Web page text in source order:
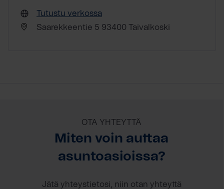
Tutustu verkossa
Saarekkeentie 5 93400 Taivalkoski
OTA YHTEYTTÄ
Miten voin auttaa
asuntoasioissa?
Jätä yhteystietosi, niin otan yhteyttä